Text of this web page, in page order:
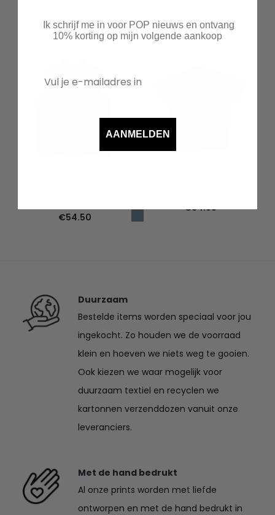
€ 44.95 69.95
€54.50
€34.95
Duurzaam
Bestelde items worden speciaal voor jou
ingekocht. Zo houden we de voorraad
klein en hoeven we niets weg te gooien.
Ook kiezen we waar mogelijk voor
duurzaam textiel en recyclen we
kartonnen verzenddozen vanuit onze
leveranciers.
Met de hand bedrukt
Al onze prints worden met liefde
ontworpen en met de hand bedrukt in
Ik schrijf me in voor POP nieuws en ontvang
10% korting op mijn volgende aankoop
AANMELDEN